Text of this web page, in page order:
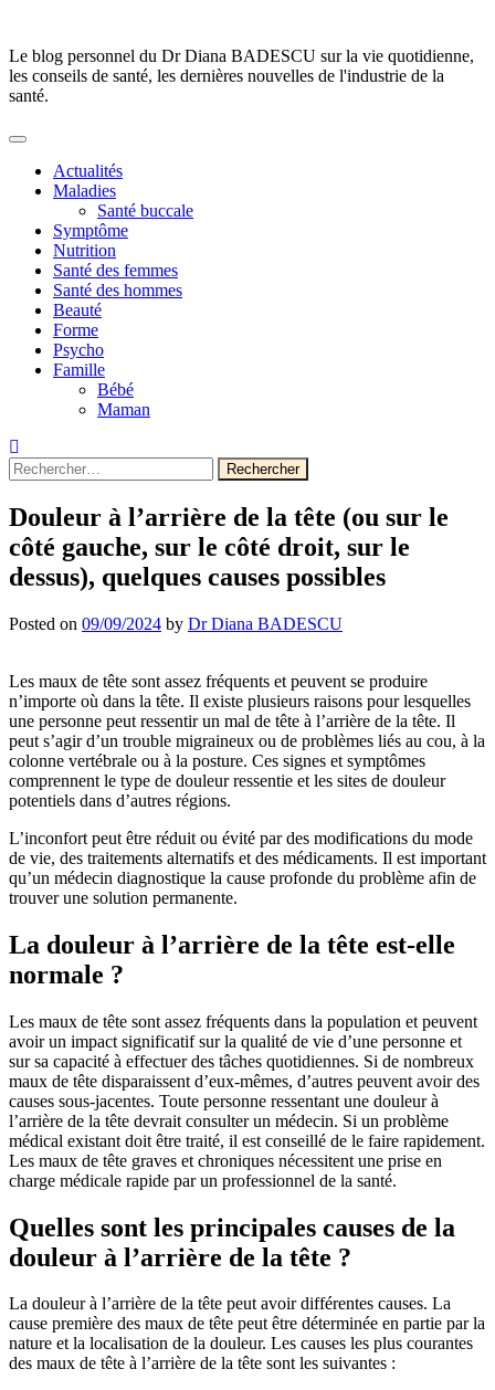
content
Le blog personnel du Dr Diana BADESCU sur la vie quotidienne,
les conseils de santé, les dernières nouvelles de l'industrie de la
santé.
Actualités
Maladies
Santé buccale
Symptôme
Nutrition
Santé des femmes
Santé des hommes
Beauté
Forme
Psycho
Famille
Bébé
Maman
Rechercher :
Douleur à l’arrière de la tête (ou sur le
côté gauche, sur le côté droit, sur le
dessus), quelques causes possibles
Posted on 09/09/2024 by Dr Diana BADESCU
Les maux de tête sont assez fréquents et peuvent se produire
n’importe où dans la tête. Il existe plusieurs raisons pour lesquelles
une personne peut ressentir un mal de tête à l’arrière de la tête. Il
peut s’agir d’un trouble migraineux ou de problèmes liés au cou, à la
colonne vertébrale ou à la posture. Ces signes et symptômes
comprennent le type de douleur ressentie et les sites de douleur
potentiels dans d’autres régions.
L’inconfort peut être réduit ou évité par des modifications du mode
de vie, des traitements alternatifs et des médicaments. Il est important
qu’un médecin diagnostique la cause profonde du problème afin de
trouver une solution permanente.
La douleur à l’arrière de la tête est-elle
normale ?
Les maux de tête sont assez fréquents dans la population et peuvent
avoir un impact significatif sur la qualité de vie d’une personne et
sur sa capacité à effectuer des tâches quotidiennes. Si de nombreux
maux de tête disparaissent d’eux-mêmes, d’autres peuvent avoir des
causes sous-jacentes. Toute personne ressentant une douleur à
l’arrière de la tête devrait consulter un médecin. Si un problème
médical existant doit être traité, il est conseillé de le faire rapidement.
Les maux de tête graves et chroniques nécessitent une prise en
charge médicale rapide par un professionnel de la santé.
Quelles sont les principales causes de la
douleur à l’arrière de la tête ?
La douleur à l’arrière de la tête peut avoir différentes causes. La
cause première des maux de tête peut être déterminée en partie par la
nature et la localisation de la douleur. Les causes les plus courantes
des maux de tête à l’arrière de la tête sont les suivantes :